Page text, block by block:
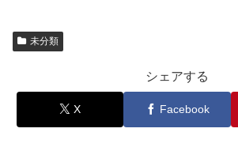
未分類
シェアする
X Facebook